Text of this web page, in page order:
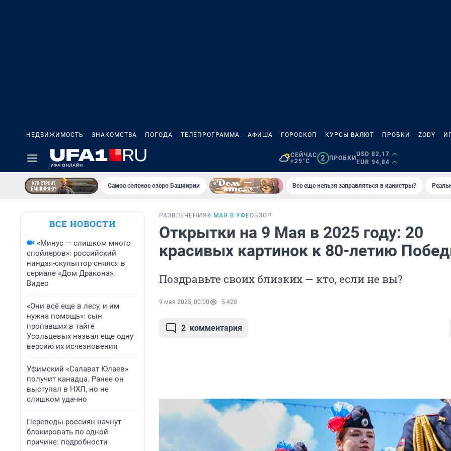
НЕДВИЖИМОСТЬ ЗНАКОМСТВА ПОГОДА ТЕЛЕПРОГРАММА АФИША ГОРОСКОП КУРСЫ ВАЛЮТ ПРОБКИ ZODY
СЕЙЧАС
+29°C
2 ПРОБКИ
USD 82,17
EUR 94,84
Самое соленое озеро Башкирии Все еще нельзя заправляться в канистры?
ВСЕ НОВОСТИ
«Минус — слишком много
спойлеров»: российский
ниндзя-скульптор снялся в
сериале «Дом Дракона».
Видео
«Они всё еще в лесу, и им
нужна помощь»: сын
пропавших в тайге
Усольцевых назвал еще одну
версию их исчезновения
Уфимский «Салават Юлаев»
получит канадца. Ранее он
выступал в НХЛ, но не
слишком удачно
Переводы россиян начнут
блокировать по одной
причине: подробности
РАЗВЛЕЧЕНИЯ 9 МАЯ В УФЕОБЗОР
Открытки на 9 Мая в 2025 году: 20
красивых картинок к 80-летию
Поздравьте своих близких — кто, если не вы?
9 мая 2025, 00:00 5 420
2 комментария